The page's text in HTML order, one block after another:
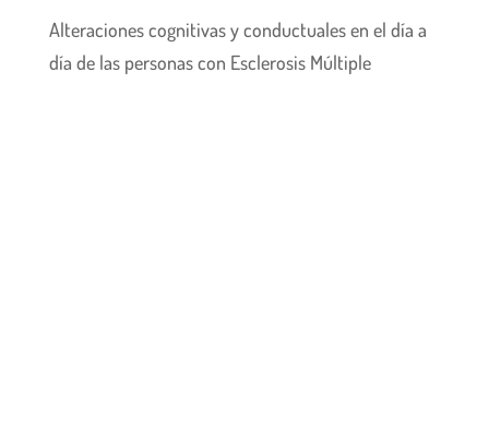
Alteraciones cognitivas y conductuales en el día a
día de las personas con Esclerosis Múltiple